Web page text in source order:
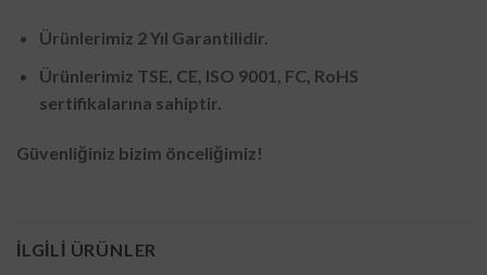
Ürünlerimiz 2 Yıl Garantilidir.
Ürünlerimiz TSE, CE, ISO 9001, FC, RoHS
sertifikalarına sahiptir.
Güvenliğiniz bizim önceliğimiz!
İLGILI ÜRÜNLER